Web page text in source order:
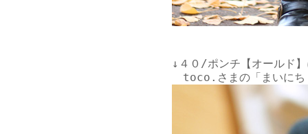
↓４０/ポンチ【オールド
toco.さまの「まいにち